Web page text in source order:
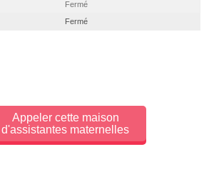
Fermé
Fermé
Appeler cette maison
d'assistantes maternelles